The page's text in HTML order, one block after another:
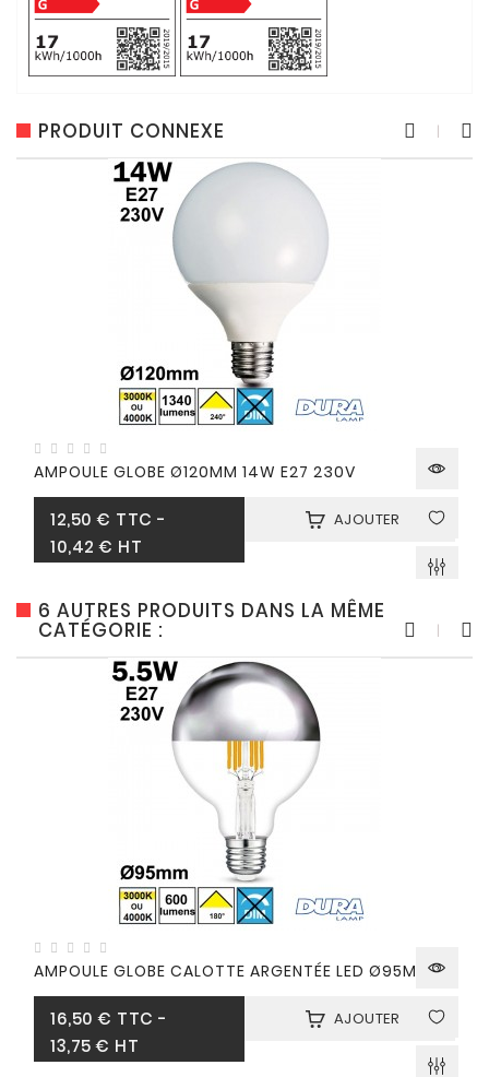
PRODUIT CONNEXE
AMPOULE GLOBE Ø120MM 14W E27 230V
12,50 € Prix
TTC -
10,42 € HT
AJOUTER
6 AUTRES PRODUITS DANS LA MÊME
CATÉGORIE :
AMPOULE GLOBE CALOTTE ARGENTÉE LED Ø95MM
16,50 € Prix
TTC -
13,75 € HT
AJOUTER